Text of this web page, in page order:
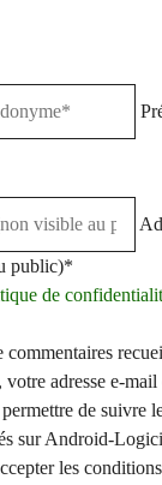
public)*
de
commentaires
adresse e-
de suivre
sur Android-
les conditions